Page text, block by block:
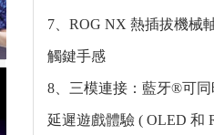
7、ROG NX 熱插拔機械
觸鍵手感
8、三模連接：藍牙®可同
延遲遊戲體驗 ( OLED 和